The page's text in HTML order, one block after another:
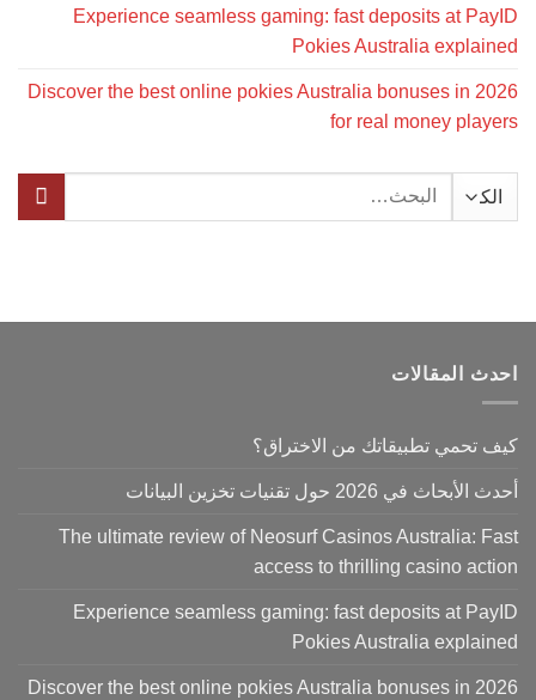
Experience seamless gaming: fast deposits at
Pokies Australia
Discover the best online pokies Australia bonuses in
for real money
البحث
المقالات
تحمي تطبيقاتك من الاختراق؟
في 2026 حول تقنيات تخزين البيانات
The ultimate review of Neosurf Casinos Australia:
access to thrilling casino
Experience seamless gaming: fast deposits at
Pokies Australia
Discover the best online pokies Australia bonuses in